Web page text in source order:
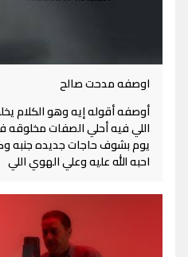
اوصفه مدحت صالح
أوصفه أقوله إيه وهو الكلام
اللي فيه أحلي الصفات مخلوقه
يوم بشوف حاجات جديده جنبه
احبه الله عليه وعلي الهوي اللي